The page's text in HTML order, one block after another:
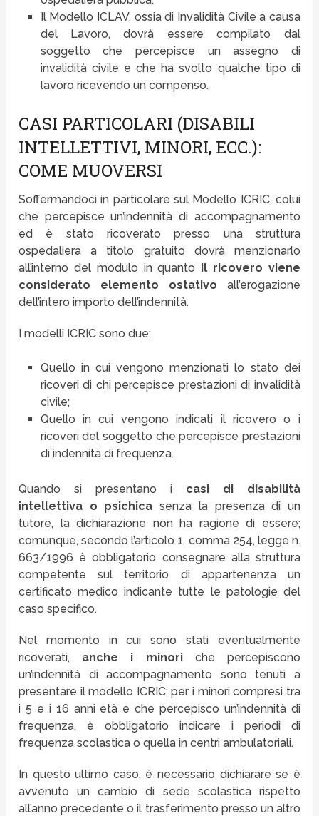
Il Modello ICLAV, ossia di Invalidità Civile a causa
del Lavoro, dovrà essere compilato dal
soggetto che percepisce un assegno di
invalidità civile e che ha svolto qualche tipo di
lavoro ricevendo un compenso.
CASI PARTICOLARI (DISABILI
INTELLETTIVI, MINORI, ECC.):
COME MUOVERSI
Soffermandoci in particolare sul Modello ICRIC, colui
che percepisce un’indennità di accompagnamento
ed è stato ricoverato presso una struttura
ospedaliera a titolo gratuito dovrà menzionarlo
all’interno del modulo in quanto il ricovero viene
considerato elemento ostativo all’erogazione
dell’intero importo dell’indennità.
I modelli ICRIC sono due:
Quello in cui vengono menzionati lo stato dei
ricoveri di chi percepisce prestazioni di invalidità
civile;
Quello in cui vengono indicati il ricovero o i
ricoveri del soggetto che percepisce prestazioni
di indennità di frequenza.
Quando si presentano i casi di disabilità
intellettiva o psichica senza la presenza di un
tutore, la dichiarazione non ha ragione di essere;
comunque, secondo l’articolo 1, comma 254, legge n.
663/1996 è obbligatorio consegnare alla struttura
competente sul territorio di appartenenza un
certificato medico indicante tutte le patologie del
caso specifico.
Nel momento in cui sono stati eventualmente
ricoverati, anche i minoriche percepiscono
un’indennità di accompagnamento sono tenuti a
presentare il modello ICRIC; per i minori compresi tra
i 5 e i 16 anni età e che percepisco un’indennità di
frequenza, è obbligatorio indicare i periodi di
frequenza scolastica o quella in centri ambulatoriali.
In questo ultimo caso, è necessario dichiarare se è
avvenuto un cambio di sede scolastica rispetto
all’anno precedente o il trasferimento presso un altro